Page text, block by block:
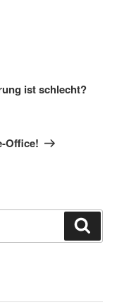
ist schlecht?
Office!